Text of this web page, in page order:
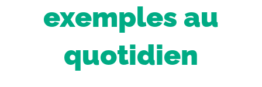
exemples au
quotidien